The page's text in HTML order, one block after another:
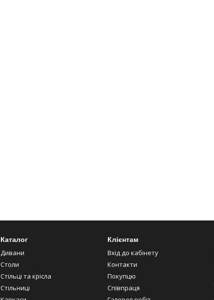
Каталог
Дивани
Столи
Стільці та крісла
Стільниці
Клієнтам
Вхід до кабінету
Контакти
Покупцю
Співпраця